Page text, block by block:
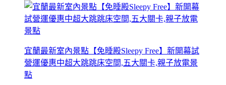
宜蘭最新室內景點【免睡殿Sleepy Free】新開幕試
營運優惠中超大跳跳床空間,五大關卡,親子放電景
點